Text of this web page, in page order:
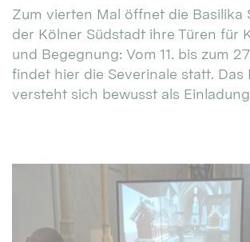
Zum vierten Mal öffnet die Basilika
der Kölner Südstadt ihre Türen für
und Begegnung: Vom 11. bis zum
findet hier die Severinale statt. Das
versteht sich bewusst als